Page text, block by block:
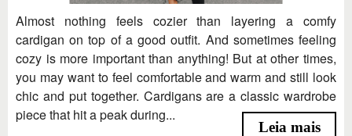
Almost nothing feels cozier than layering a comfy
cardigan on top of a good outfit. And sometimes feeling
cozy is more important than anything! But at other times,
you may want to feel comfortable and warm and still look
chic and put together. Cardigans are a classic wardrobe
piece that hit a peak during...
Leia mais